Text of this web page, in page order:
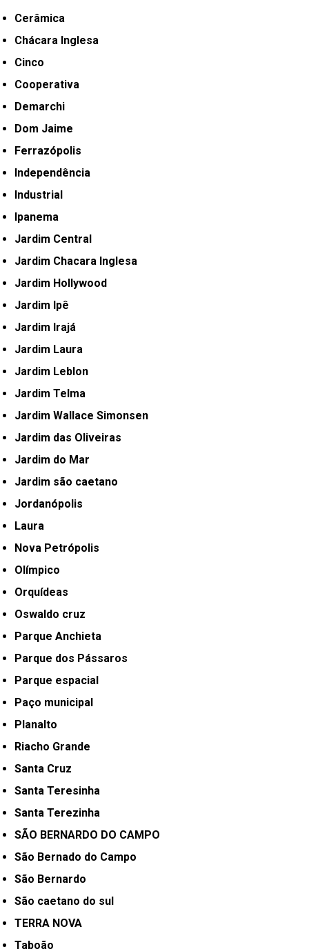
Cerâmica
Chácara Inglesa
Cinco
Cooperativa
Demarchi
Dom Jaime
Ferrazópolis
Independência
Industrial
Ipanema
Jardim Central
Jardim Chacara Inglesa
Jardim Hollywood
Jardim Ipê
Jardim Irajá
Jardim Laura
Jardim Leblon
Jardim Telma
Jardim Wallace Simonsen
Jardim das Oliveiras
Jardim do Mar
Jardim são caetano
Jordanópolis
Laura
Nova Petrópolis
Olímpico
Orquídeas
Oswaldo cruz
Parque Anchieta
Parque dos Pássaros
Parque espacial
Paço municipal
Planalto
Riacho Grande
Santa Cruz
Santa Teresinha
Santa Terezinha
SÃO BERNARDO DO CAMPO
São Bernado do Campo
São Bernardo
São caetano do sul
TERRA NOVA
Taboão